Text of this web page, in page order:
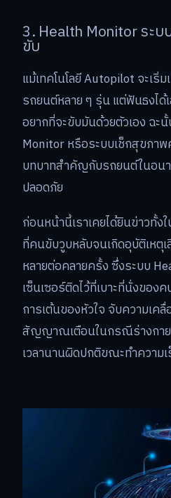
3. Health Monitor ระ
ขับ
แม้เทคโนโลยี Autopilot จะเริ่
รถยนต์หลาย ๆ รุ่น แต่ฟันธงได้
อยากที่จะขับมันด้วยตัวเอง ฉะ
Monitor หรือระบบเช็กสุขภาพ
บทบาทสำคัญกับรถยนต์ในอน
ปลอดภัย
ก่อนหน้านี้เราเคยได้ยินข่าวทั้ง
ที่คนขับวูบหลับจนเกิดอุบัติเหตุ
หลายต่อคลายครั้ง ซึ่งระบบ
เซ็นเซอร์ติดไว้ที่เบาะที่นั่งของ
การเต้นของหัวใจ จับความเค
สัญญาณเตือนในกรณีร่างกา
เวลานานผิดปกติขณะทำความเ